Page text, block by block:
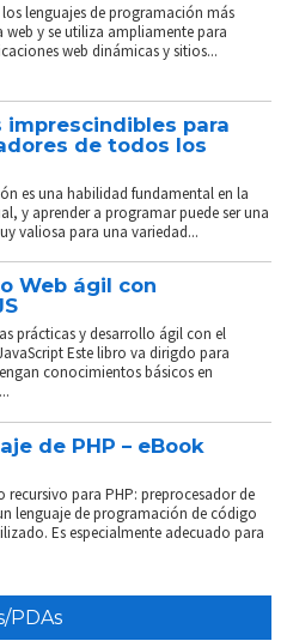
los lenguajes de programación más
web y se utiliza ampliamente para
web dinámicas y sitios...
imprescindibles para
de todos los
es una habilidad fundamental en la
y aprender a programar puede ser una
valiosa para una variedad...
Web ágil con
prácticas y desarrollo ágil con el
Este libro va dirigdo para
conocimientos básicos en
de PHP – eBook
recursivo para PHP: preprocesador de
lenguaje de programación de código
Es especialmente adecuado para
PDAs